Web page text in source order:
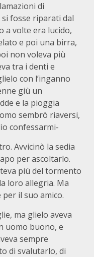
di
si fosse riparati dal
a volte era lucido,
e poi una birra,
non voleva più
tra i denti e
con l’inganno
giù un
e la pioggia
sembrò riaversi,
confessarmi-
Avvicinò la sedia
per ascoltarlo.
più del tormento
loro allegria. Ma
il suo amico.
ma glielo aveva
uomo buono, e
sempre
di svalutarlo, di